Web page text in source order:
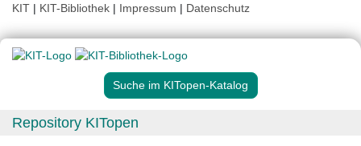
KIT | KIT-Bibliothek | Impressum | Datenschutz
Suche im KITopen-Katalog
Repository KITopen